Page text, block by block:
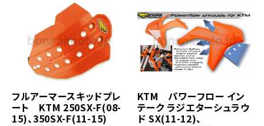
フルアーマースキッドプレ
ート KTM 250SX-F(08-
15)、350SX-F(11-15)
KTM パワーフロー イン
テーク ラジエターシュラウ
ド SX(11-12)、